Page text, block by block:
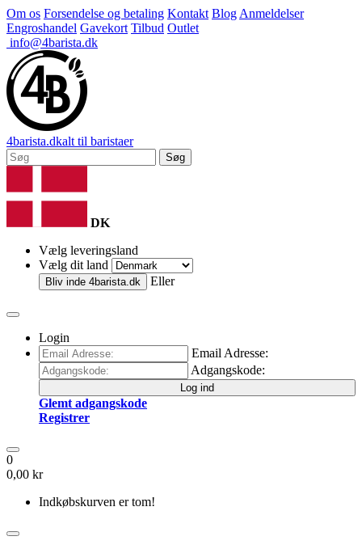
Om os Forsendelse og betaling Kontakt Blog Anmeldelser
Engroshandel Gavekort Tilbud Outlet
info@4barista.dk
4barista.dkalt til baristaer
Søg
DK
Vælg leveringsland
Vælg dit land
Bliv inde 4barista.dk Eller
Login
Email Adresse:
Adgangskode:
Log ind
Glemt adgangskode
Registrer
0
0,00 kr
Indkøbskurven er tom!